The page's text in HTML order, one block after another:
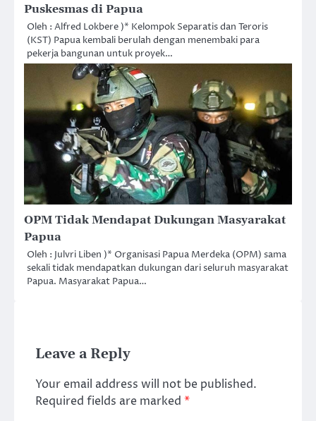
Puskesmas di Papua
Oleh : Alfred Lokbere )* Kelompok Separatis dan Teroris
(KST) Papua kembali berulah dengan menembaki para
pekerja bangunan untuk proyek…
OPM Tidak Mendapat Dukungan Masyarakat
Papua
Oleh : Julvri Liben )* Organisasi Papua Merdeka (OPM) sama
sekali tidak mendapatkan dukungan dari seluruh masyarakat
Papua. Masyarakat Papua…
Leave a Reply
Your email address will not be published.
Required fields are marked *